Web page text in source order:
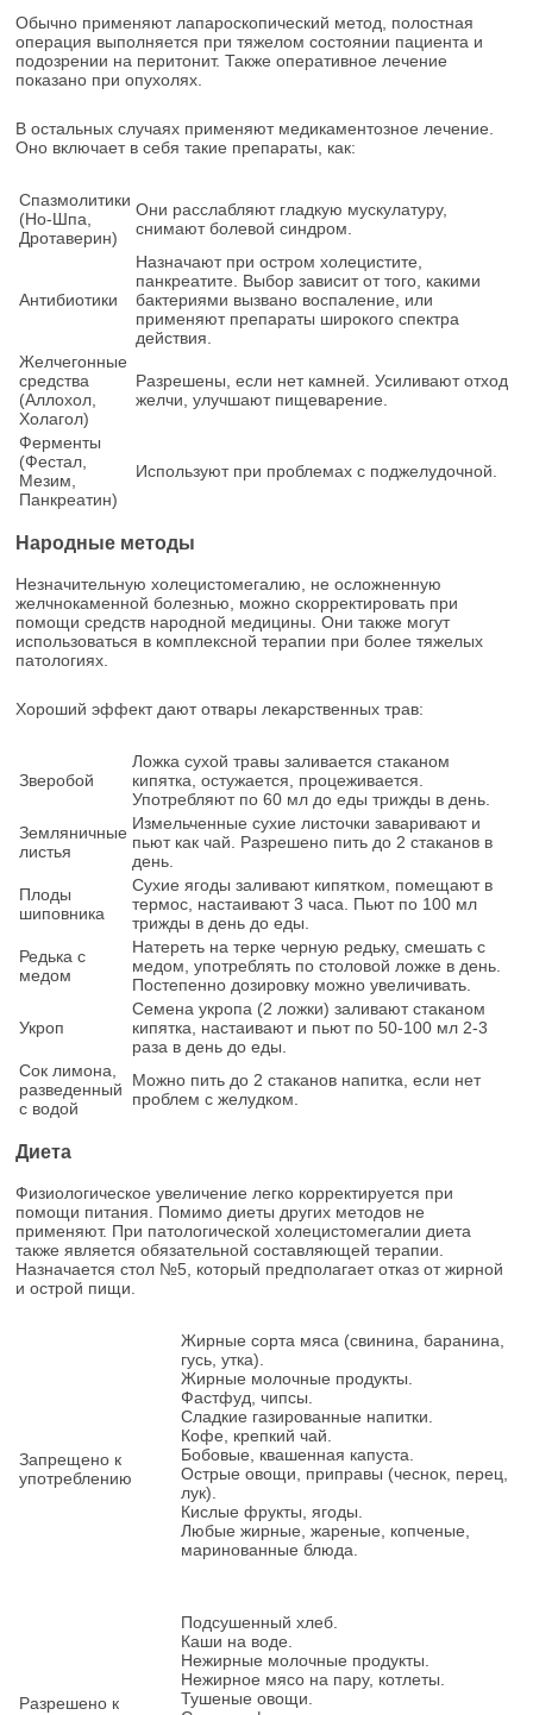
Обычно применяют лапароскопический метод, полостная
операция выполняется при тяжелом состоянии пациента и
подозрении на перитонит. Также оперативное лечение
показано при опухолях.
В остальных случаях применяют медикаментозное лечение.
Оно включает в себя такие препараты, как:
Спазмолитики
(Но-Шпа,
Дротаверин)
Они расслабляют гладкую мускулатуру,
снимают болевой синдром.
Антибиотики
Назначают при остром холецистите,
панкреатите. Выбор зависит от того, какими
бактериями вызвано воспаление, или
применяют препараты широкого спектра
действия.
Желчегонные
средства
(Аллохол,
Холагол)
Разрешены, если нет камней. Усиливают отход
желчи, улучшают пищеварение.
Ферменты
(Фестал,
Мезим,
Панкреатин)
Используют при проблемах с поджелудочной.
Народные методы
Незначительную холецистомегалию, не осложненную
желчнокаменной болезнью, можно скорректировать при
помощи средств народной медицины. Они также могут
использоваться в комплексной терапии при более тяжелых
патологиях.
Хороший эффект дают отвары лекарственных трав:
Зверобой
Ложка сухой травы заливается стаканом
кипятка, остужается, процеживается.
Употребляют по 60 мл до еды трижды в день.
Земляничные
листья
Измельченные сухие листочки заваривают и
пьют как чай. Разрешено пить до 2 стаканов в
день.
Плоды
шиповника
Сухие ягоды заливают кипятком, помещают в
термос, настаивают 3 часа. Пьют по 100 мл
трижды в день до еды.
Редька с
медом
Натереть на терке черную редьку, смешать с
медом, употреблять по столовой ложке в день.
Постепенно дозировку можно увеличивать.
Укроп
Семена укропа (2 ложки) заливают стаканом
кипятка, настаивают и пьют по 50-100 мл 2-3
раза в день до еды.
Сок лимона,
разведенный
с водой
Можно пить до 2 стаканов напитка, если нет
проблем с желудком.
Диета
Физиологическое увеличение легко корректируется при
помощи питания. Помимо диеты других методов не
применяют. При патологической холецистомегалии диета
также является обязательной составляющей терапии.
Назначается стол №5, который предполагает отказ от жирной
и острой пищи.
Запрещено к
употреблению
Жирные сорта мяса (свинина, баранина,
гусь, утка).
Жирные молочные продукты.
Фастфуд, чипсы.
Сладкие газированные напитки.
Кофе, крепкий чай.
Бобовые, квашенная капуста.
Острые овощи, приправы (чеснок, перец,
лук).
Кислые фрукты, ягоды.
Любые жирные, жареные, копченые,
маринованные блюда.
Разрешено к
Подсушенный хлеб.
Каши на воде.
Нежирные молочные продукты.
Нежирное мясо на пару, котлеты.
Тушеные овощи.